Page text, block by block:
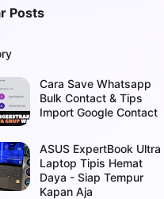
Posts
Cara Save Whatsapp
Bulk Contact & Tips
Import Google Contact
ASUS ExpertBook Ultra
Laptop Tipis Hemat
Daya - Siap Tempur
Kapan Aja